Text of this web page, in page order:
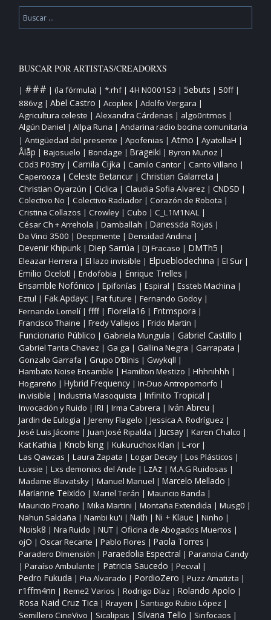
Buscar
BUSCAR POR ARTISTAS/CREADORXS
| ### | (la fórmula) | *.rhf| 4H N0001S3 | 5ebuts | 50ff|
886vg| Abel Castro | Acoplex| Adolfo Vergara |
Agricultura celeste | Alexandra Cárdenas | algo0ritmos |
Algún Daniel | Allpa Runa | Andarina radio bocina comunitaria
| Antigüedad del presente | Apofenias | Atmo | AyatollaH |
Ålåp | Bajosuelo | Bondage | Brageiki | Byron Muñoz |
C0d3 P03try| Camila Cijka | Camilo Cantor| Canto Villano |
Caperooza | Celeste Betancur| Christian Galarreta |
Christian Oyarzún | Ciclica | Claudia Sofia Alvarez | CNDSD |
Colectivo No | Colectivo Radiador| Corazón de Robota |
Cristina Collazos | Crowley| Cubo | C_L1M1NAL |
César Ch + Arrehola | Damballah | Danessda Rojas |
Da Vinci 3500 | Deepmente | Densidad Andina |
Devenir Khipunk| Diep Sarrúa | DJ Fracaso | DMTh5 |
Eleazar Herrera | El lazo invisible | Elpueblodechina | El Sur|
Emilio Ocelotl | Endofobia | Enrique Trelles |
Ensamble Nofónico | Epifonías | Espiral | Essteb Machina |
Eztul | Fak.Apdayc| Fat future | Fernando Godoy|
Fernando Lomelí| ffff| Fiorella16 | Fntmspora |
Francisco Thaine | Fredy Vallejos | Frido Martin |
Funcionario Público | Gabriela Munguía | Gabriel Castillo |
Gabriel Tanta Chavez | Ga ga | Gallina Negra | Garrapata |
Gonzalo Garrafa | Grupo D’Binis | Gwykqll |
Hambato Noise Ensamble | Hamilton Mestizo | Hhhnihhh |
Hogareño | Hybrid Frequency| In‑Duo Antropomorfo |
in.visible | Industria Masoquista | Infinito Tropical |
Invocación y Ruido | IRI | Irma Cabrera | Iván Abreu |
Jardin de Eulogia | Jeremy Flagelo | Jessica A. Rodríguez |
José Luis Jácome | Juan José Ripalda | Jucsay| Karen Chalco |
Kat Kathia | Knob king | Kukuruchox Klan | L‑ror|
Las Qawzas | Laura Zapata | Logar Decay| Los Plásticos |
Luxsie | Lxs demonixs del Ande | LzAz | M.A.G Ruidosas |
Madame Blavatsky| Manuel Manuel | Marcelo Mellado |
Marianne Teixido | Mariel Terán | Mauricio Banda |
Mauricio Proaño | Mika Martini | Montaña Extendida | Musg0 |
Nahun Saldaña | Nambi ku'i | Nath | Ni + Klaue | Ninho |
Noisk8 | Nra Ruido | NUT| Oficina de Abogados Muertos |
ojO | Oscar Recarte | Pablo Flores | Paola Torres |
Paradero DImensión | Paraedolia Espectral | Paranoia Candy
| Paraíso Ambulante | Patricia Saucedo | Pecval |
Pedro Fukuda | Pia Alvarado | PordioZero | Puzz Amatizta |
r1ffm4nn | Reme2 Varios | Rodrigo Díaz | Rolando Apolo |
Rosa Naid Cruz Tica | Rrayen | Santiago Rubio López |
Semillero CineVivo | Sicalipsis | Silvana Tello | Sinfocaos |